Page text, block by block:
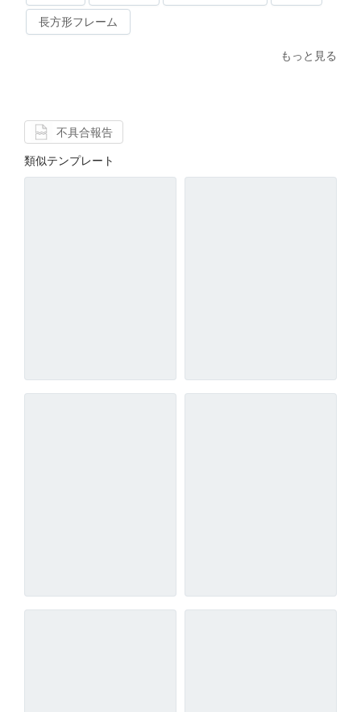
長方形フレーム
もっと見る
不具合報告
類似テンプレート